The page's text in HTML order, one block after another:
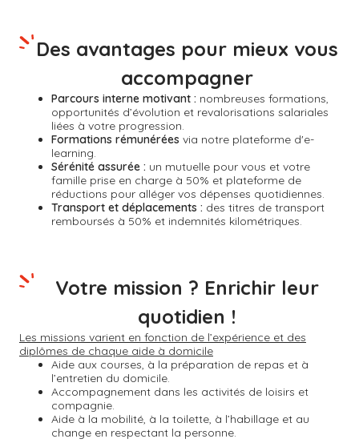
Parcours interne motivant : nombreuses formations,
opportunités d’évolution et revalorisations salariales
liées à votre progression.
Formations rémunérées via notre plateforme d'e-
learning.
Sérénité assurée : un mutuelle pour vous et votre
famille prise en charge à 50% et plateforme de
réductions pour alléger vos dépenses quotidiennes.
Transport et déplacements : des titres de transport
remboursés à 50% et indemnités kilométriques.
Des avantages pour mieux vous
accompagner
Les missions varient en fonction de l’expérience et des
diplômes de chaque aide à domicile
Aide aux courses, à la préparation de repas et à
l’entretien du domicile.
Accompagnement dans les activités de loisirs et
compagnie.
Aide à la mobilité, à la toilette, à l’habillage et au
change en respectant la personne.
Votre mission ? Enrichir leur
quotidien !